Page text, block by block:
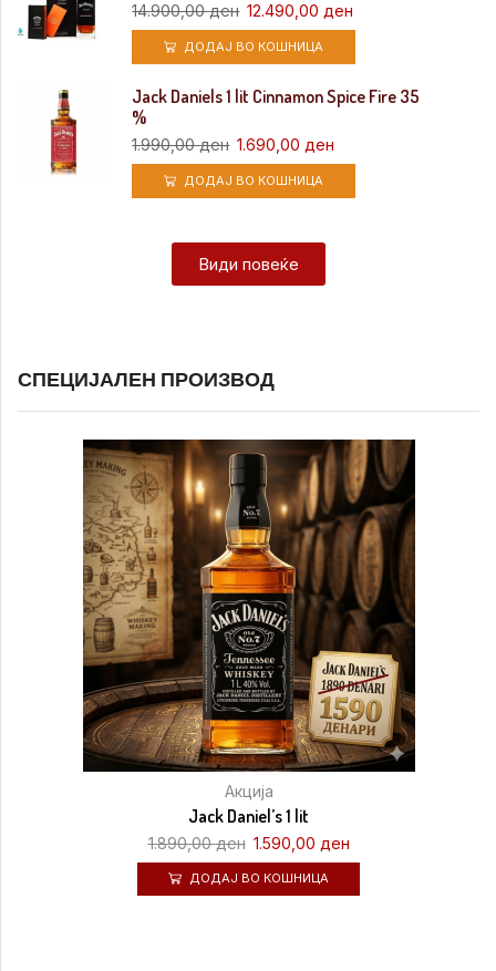
14.900,00ден 12.490,00ден
ДОДАЈ ВО КОШНИЦА
Jack Daniels 1 lit Cinnamon Spice Fire 35
%
1.990,00ден 1.690,00 ден
ДОДАЈ ВО КОШНИЦА
Види повеќе
СПЕЦИЈАЛЕН ПРОИЗВОД
Акција
Jack Daniel’s 1 lit
1.890,00ден 1.590,00 ден
ДОДАЈ ВО КОШНИЦА